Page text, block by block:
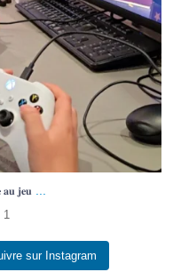
𝐚𝐮 𝐣𝐞𝐮
1
sur Instagram